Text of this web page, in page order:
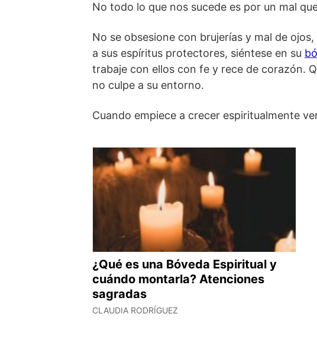
No todo lo que nos sucede es por un mal
No se obsesione con brujerías y mal de
a sus espíritus protectores, siéntese en su
trabaje con ellos con fe y rece de corazón.
no culpe a su entorno.
Cuando empiece a crecer espiritualmente
¿Qué es una Bóveda Espiritual y
cuándo montarla? Atenciones
sagradas
CLAUDIA RODRÍGUEZ